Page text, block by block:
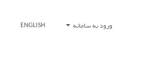
ورود به سامانه ENGLISH